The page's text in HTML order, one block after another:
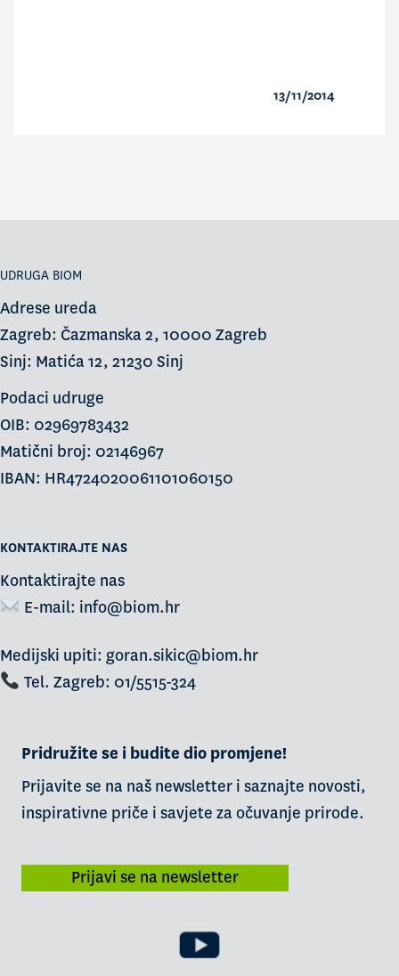
13/11/2014
UDRUGA BIOM
Adrese ureda
Zagreb: Čazmanska 2, 10000 Zagreb
Sinj: Matića 12, 21230 Sinj
Podaci udruge
OIB: 02969783432
Matični broj: 02146967
IBAN: HR4724020061101060150
KONTAKTIRAJTE NAS
Kontaktirajte nas
E-mail: info@biom.hr
Medijski upiti: goran.sikic@biom.hr
Tel. Zagreb: 01/5515-324
Pridružite se i budite dio promjene!
Prijavite se na naš newsletter i saznajte novosti,
inspirativne priče i savjete za očuvanje prirode.
Prijavi se na newsletter